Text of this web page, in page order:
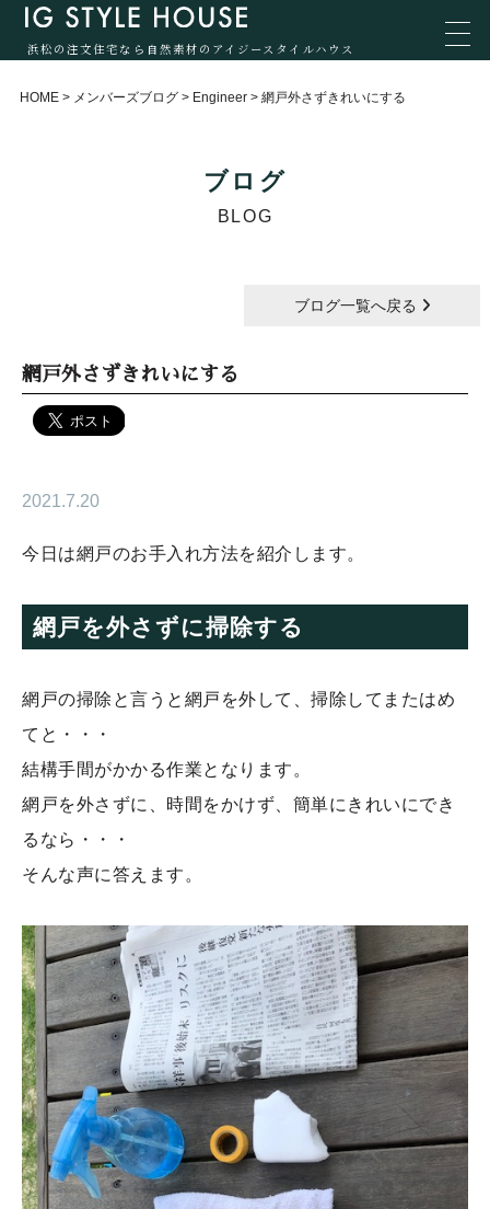
浜松の注文住宅なら自然素材のアイジースタイルハウス
HOME > メンバーズブログ > Engineer > 網戸外さずきれいにする
ブログ
BLOG
ブログ一覧へ戻る
網戸外さずきれいにする
2021.7.20
今日は網戸のお手入れ方法を紹介します。
網戸を外さずに掃除する
網戸の掃除と言うと網戸を外して、掃除してまたはめ
てと・・・
結構手間がかかる作業となります。
網戸を外さずに、時間をかけず、簡単にきれいにでき
るなら・・・
そんな声に答えます。